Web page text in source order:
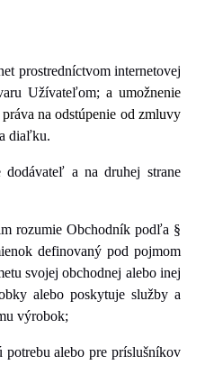
prostredníctvom internetovej
Užívateľom; a umožnenie
na odstúpenie od zmluvy
diaľku.
a na druhej strane
rozumie Obchodník podľa §
definovaný pod pojmom
svojej obchodnej alebo inej
alebo poskytuje služby a
výrobok;
alebo pre príslušníkov